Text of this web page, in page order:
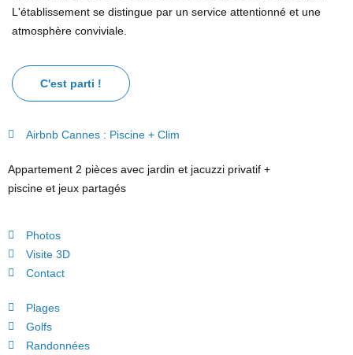
L'établissement se distingue par un service attentionné et une
atmosphère conviviale.
C'est parti !
Airbnb Cannes : Piscine + Clim
Appartement 2 pièces avec jardin et jacuzzi privatif +
piscine et jeux partagés
Photos
Visite 3D
Contact
Plages
Golfs
Randonnées